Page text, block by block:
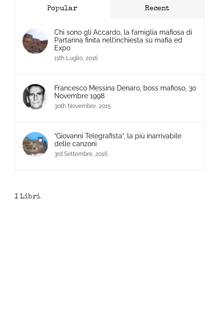
Popular Recent
Chi sono gli Accardo, la famiglia mafiosa di
Partanna finita nell’inchiesta su mafia ed
Expo
11th Luglio, 2016
Francesco Messina Denaro, boss mafioso, 30
Novembre 1998
30th Novembre, 2015
“Giovanni Telegrafista”, la più inarrivabile
delle canzoni
3rd Settembre, 2016
I Libri